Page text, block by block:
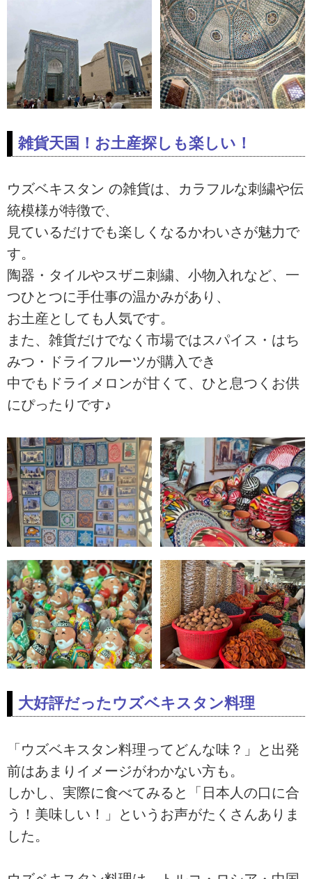
雑貨天国！お土産探しも楽しい！
ウズベキスタン の雑貨は、カラフルな刺繍や伝
統模様が特徴で、
見ているだけでも楽しくなるかわいさが魅力で
す。
陶器・タイルやスザニ刺繍、小物入れなど、一
つひとつに手仕事の温かみがあり、
お土産としても人気です。
また、雑貨だけでなく市場ではスパイス・はち
みつ・ドライフルーツが購入でき
中でもドライメロンが甘くて、ひと息つくお供
にぴったりです♪
大好評だったウズベキスタン料理
「ウズベキスタン料理ってどんな味？」と出発
前はあまりイメージがわかない方も。
しかし、実際に食べてみると「日本人の口に合
う！美味しい！」というお声がたくさんありま
した。